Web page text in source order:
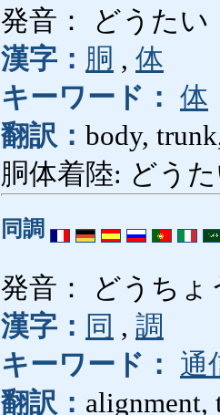
発音： どうたい
漢字： 胴 , 体
キーワード： 体
翻訳： body,
胴体着陸: どう
同調
発音： どうちょ
漢字： 同 , 調
キーワード：
通
翻訳： alignment,